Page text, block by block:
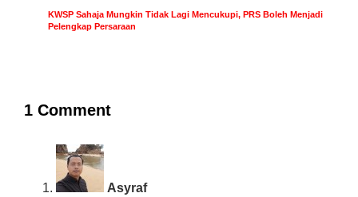
KWSP Sahaja Mungkin Tidak Lagi Mencukupi, PRS Boleh Menjadi
Pelengkap Persaraan
1 Comment
Asyraf